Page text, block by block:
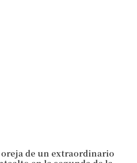
de un extraordinario